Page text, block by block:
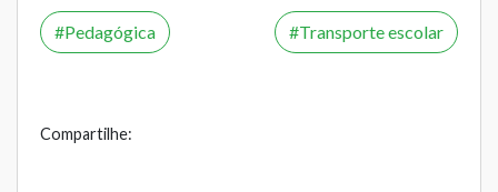
Pedagógica Transporte escolar
Compartilhe: